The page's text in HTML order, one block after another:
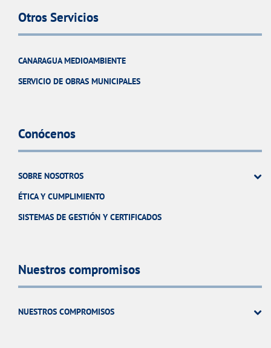
Otros Servicios
CANARAGUA MEDIOAMBIENTE
SERVICIO DE OBRAS MUNICIPALES
Conócenos
SOBRE NOSOTROS
ÉTICA Y CUMPLIMIENTO
SISTEMAS DE GESTIÓN Y CERTIFICADOS
Nuestros compromisos
NUESTROS COMPROMISOS